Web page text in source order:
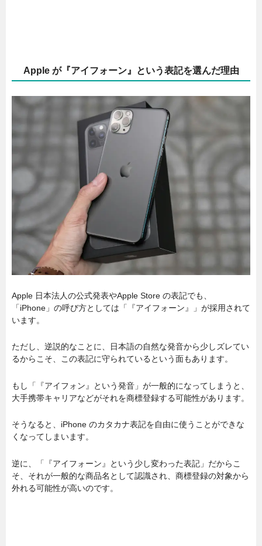
Apple が『アイフォーン』という表記を選んだ理由
Apple 日本法人の公式発表やApple Store の表記でも、
「iPhone」の呼び方としては「『アイフォーン』」が採用されて
います。
ただし、逆説的なことに、日本語の自然な発音から少しズレてい
るからこそ、この表記に守られているという面もあります。
もし「『アイフォン』という発音」が一般的になってしまうと、
大手携帯キャリアなどがそれを商標登録する可能性があります。
そうなると、iPhone のカタカナ表記を自由に使うことができな
くなってしまいます。
逆に、「『アイフォーン』という少し変わった表記」だからこ
そ、それが一般的な商品名として認識され、商標登録の対象から
外れる可能性が高いのです。